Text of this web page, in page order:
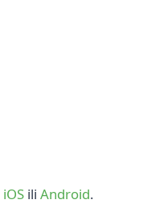
iOS ili Android.